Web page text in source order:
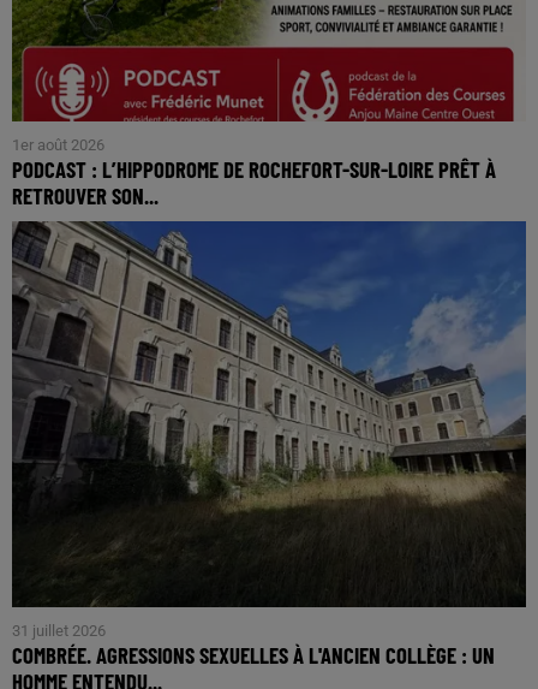
1er août 2026
PODCAST : L’HIPPODROME DE ROCHEFORT-SUR-LOIRE PRÊT À
RETROUVER SON...
31 juillet 2026
COMBRÉE. AGRESSIONS SEXUELLES À L'ANCIEN COLLÈGE : UN
HOMME ENTENDU...